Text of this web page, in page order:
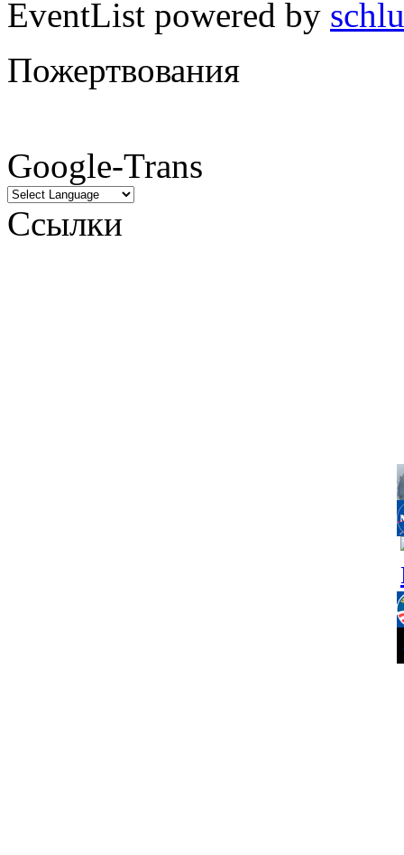
EventList powered by
Пожертвования
Google-Trans
Ссылки